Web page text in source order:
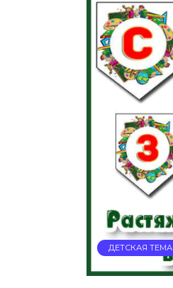
ДЕТСКАЯ ТЕМА